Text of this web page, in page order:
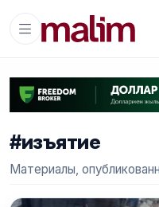
#изъятие
Материалы,